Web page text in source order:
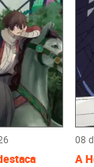
08
A